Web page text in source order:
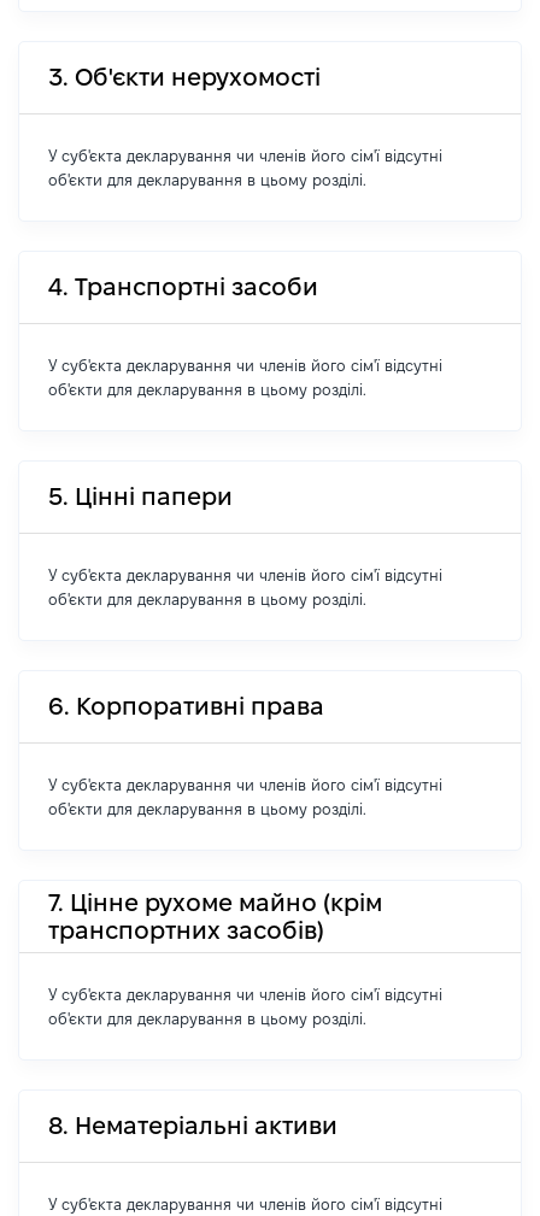
3. Об'єкти нерухомості
У суб'єкта декларування чи членів його сім'ї відсутні
об'єкти для декларування в цьому розділі.
4. Транспортні засоби
У суб'єкта декларування чи членів його сім'ї відсутні
об'єкти для декларування в цьому розділі.
5. Цінні папери
У суб'єкта декларування чи членів його сім'ї відсутні
об'єкти для декларування в цьому розділі.
6. Корпоративні права
У суб'єкта декларування чи членів його сім'ї відсутні
об'єкти для декларування в цьому розділі.
7. Цінне рухоме майно (крім
транспортних засобів)
У суб'єкта декларування чи членів його сім'ї відсутні
об'єкти для декларування в цьому розділі.
8. Нематеріальні активи
У суб'єкта декларування чи членів його сім'ї відсутні